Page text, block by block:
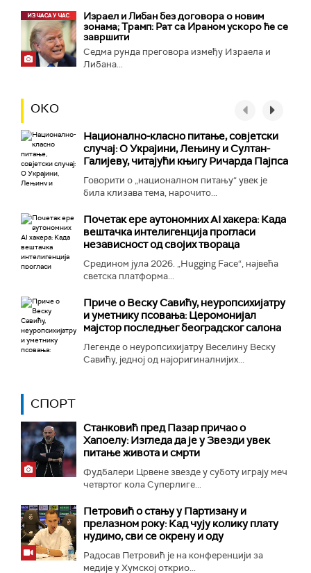
Израел и Либан без договора о новим
зонама; Трамп: Рат са Ираном ускоро ће се
завршити
Седма рунда преговора између Израела и
Либана...
ОКО
Национално-класнo питање, совјетски
случај: О Украјини, Лењину и Султан-
Галијеву, читајући књигу Ричарда Пајпса
Говорити о „националном питању“ увек је
била клизава тема, нарочито...
Почетак ере аутономних AI хакера: Када
вештачка интелигенција прогласи
независност од својих твораца
Средином јула 2026. „Hugging Face“, највећа
светска платформа...
Приче о Веску Савићу, неуропсихијатру
и уметнику псовања: Церомонијал
мајстор последњег београдског салона
Легенде о неуропсихијатру Веселину Веску
Савићу, једној од најоригиналнијих...
СПОРТ
Станковић пред Пазар причао о
Хапоелу: Изгледа да је у Звезди увек
питање живота и смрти
Фудбалери Црвене звезде у суботу играју меч
четвртог кола Суперлиге...
Петровић о стању у Партизану и
прелазном року: Кад чују колику плату
нудимо, сви се окрену и оду
Радосав Петровић је на конференцији за
медије у Хумској открио...